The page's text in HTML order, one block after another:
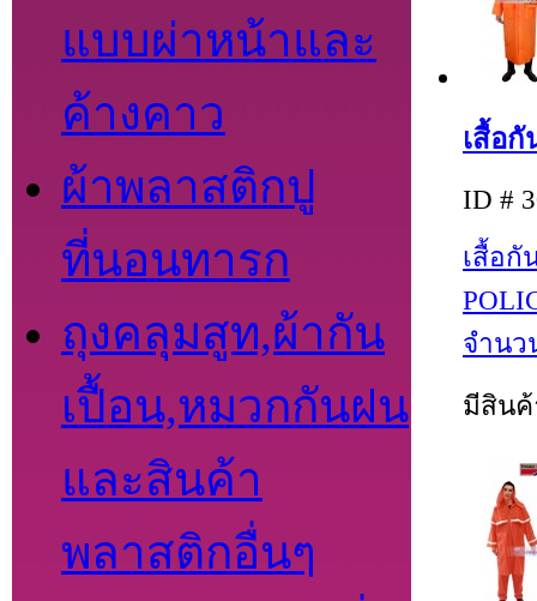
แบบผ่าหน้าและ
ค้างคาว
ผ้าพลาสติกปู
ที่นอนทารก
ถุงคลุมสูท,ผ้ากัน
เปื้อน,หมวกกันฝน
และสินค้า
พลาสติกอื่นๆ
เสื้อ
ID #
เสื้อกั
จำนว
มีสิน